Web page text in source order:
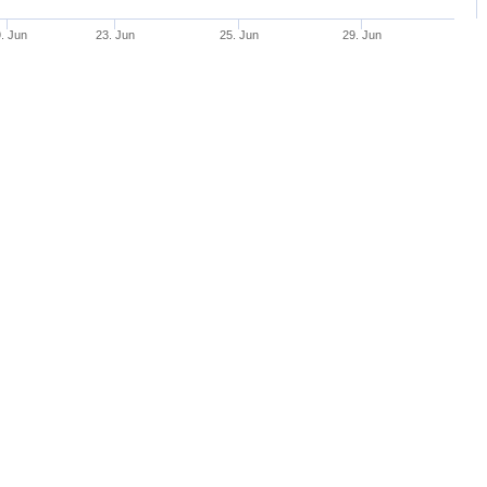
Jun 23. Jun 25. Jun 29. Jun